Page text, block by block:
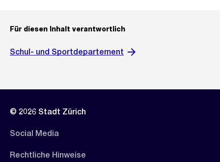
Für diesen Inhalt verantwortlich
Schul- und Sportdepartement
© 2026 Stadt Zürich
Social Media
Rechtliche Hinweise